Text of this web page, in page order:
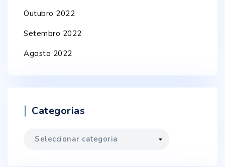
Outubro 2022
Setembro 2022
Agosto 2022
Categorias
Categorias